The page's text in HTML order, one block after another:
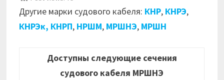
Другие марки судового кабеля: КНР, КНРЭ,
КНРЭк, КНРП, НРШМ, МРШНЭ, МРШН
Доступны следующие сечения
судового кабеля МРШНЭ